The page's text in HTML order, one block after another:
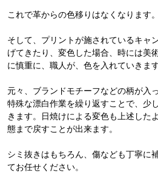
これで革からの色移りはなくなります。
そして、プリントが施されているキャ
げてきたり、変色した場合、時には美
に慎重に、職人が、色を入れていきます
元々、ブランドモチーフなどの柄が入
特殊な漂白作業を繰り返すことで、少
きます。日焼けによる変色も上述した
態まで戻すことが出来ます。
シミ抜きはもちろん、傷なども丁寧に
てお任せください。